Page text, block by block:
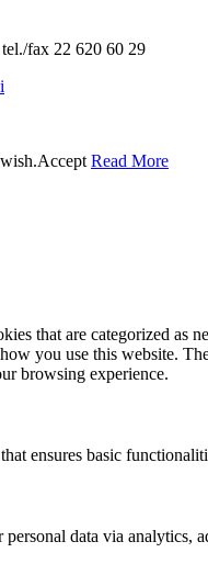
fax 22 620 60 29
Accept Read More
that are categorized as
you use this website.
browsing experience.
ensures basic
data via analytics,